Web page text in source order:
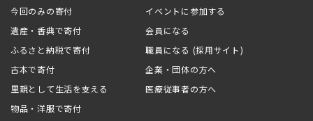
今回のみの寄付
遺産・香典で寄付
ふるさと納税で寄付
古本で寄付
里親として生活を支える
物品・洋服で寄付
イベントに参加する
会員になる
職員になる (採用サイト)
企業・団体の方へ
医療従事者の方へ